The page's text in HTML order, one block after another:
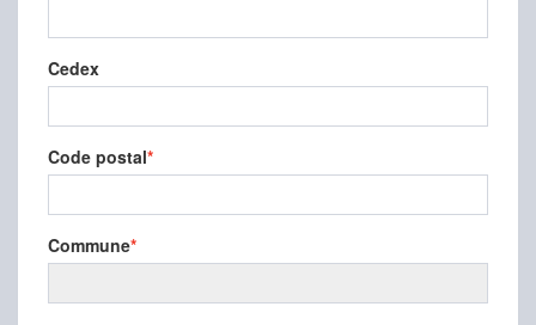
Cedex
Code postal
Commune